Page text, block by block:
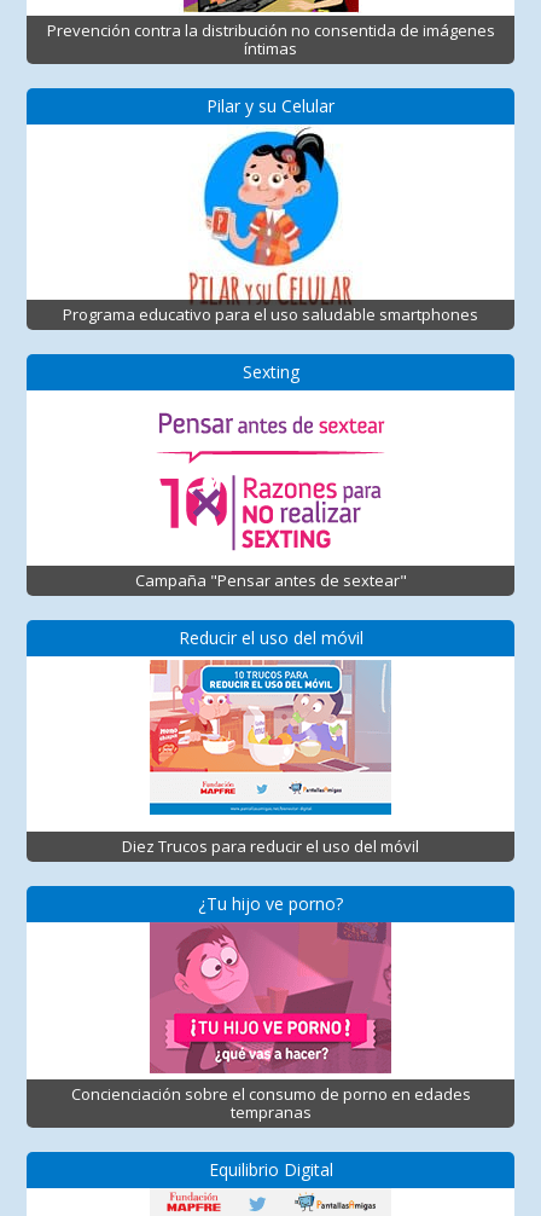
Prevención contra la distribución no consentida de imágenes
íntimas
Pilar y su Celular
Programa educativo para el uso saludable smartphones
Sexting
Campaña "Pensar antes de sextear"
Reducir el uso del móvil
Diez Trucos para reducir el uso del móvil
¿Tu hijo ve porno?
Concienciación sobre el consumo de porno en edades
tempranas
Equilibrio Digital